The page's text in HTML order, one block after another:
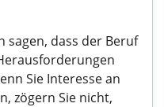
sagen, dass der Beruf
Sie Interesse an
zögern Sie nicht,